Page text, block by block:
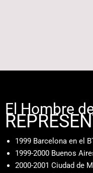
El Hombre
1999 Barcelona en el
1999-2000 Buenos
2000-2001 Ciudad de